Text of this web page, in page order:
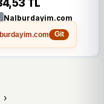
Nalburdayim.com
Git
›